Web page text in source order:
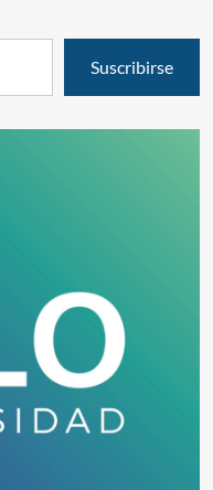
Suscribirse